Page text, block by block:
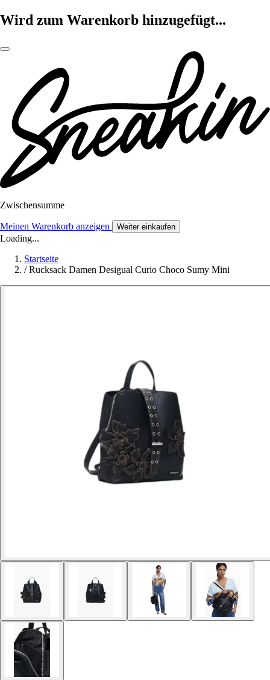
Wird zum Warenkorb hinzugefügt...
Zwischensumme
Meinen Warenkorb anzeigen Weiter einkaufen
Loading...
Startseite
/ Rucksack Damen Desigual Curio Choco Sumy Mini